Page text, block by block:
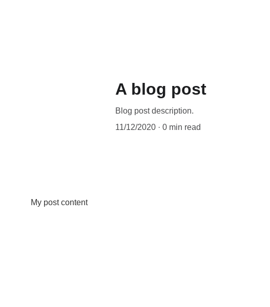
A blog post
Blog post description.
11/12/2020
0 min read
My post content